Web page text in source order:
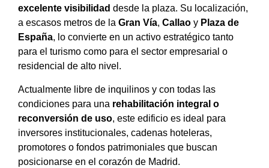
excelente visibilidad desde la plaza. Su localización,
a escasos metros de la Gran Vía, Callao y Plaza de
España, lo convierte en un activo estratégico tanto
para el turismo como para el sector empresarial o
residencial de alto nivel.
Actualmente libre de inquilinos y con todas las
condiciones para una rehabilitación integral o
reconversión de uso, este edificio es ideal para
inversores institucionales, cadenas hoteleras,
promotores o fondos patrimoniales que buscan
posicionarse en el corazón de Madrid.